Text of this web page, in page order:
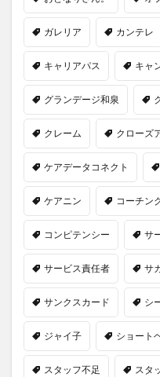
ガレリア カンテレ
キャリアパス キャ
グランデージ和泉
クレーム クローズ
ケアデータコネクト
ケアニン コーチン
コンピテンシー サ
サービス責任者 サ
サンクスカード シ
ジャイ子 ショート
スタッフ不足 スタ